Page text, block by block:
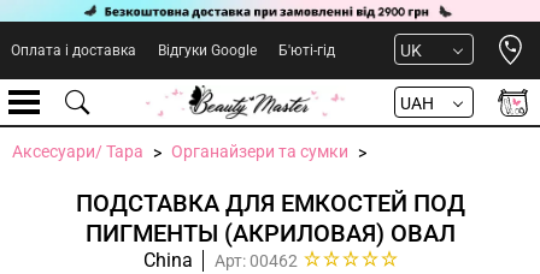
Оплата і доставка Відгуки Google Б'юті-гід UK
UAH
Аксесуари/ Тара Органайзери та сумки
ПОДСТАВКА ДЛЯ ЕМКОСТЕЙ ПОД
ПИГМЕНТЫ (АКРИЛОВАЯ) ОВАЛ
China Арт: 00462